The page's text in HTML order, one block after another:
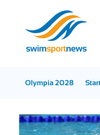
Olympia 2028